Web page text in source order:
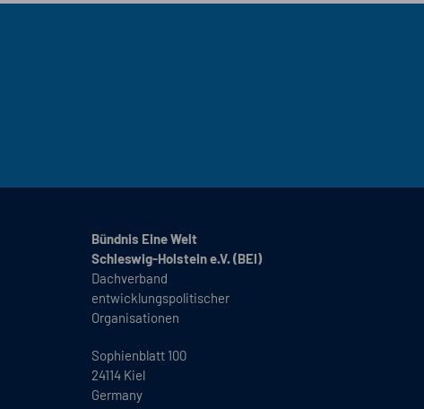
Bündnis Eine Welt
Schleswig-Holstein e.V. (BEI)
Dachverband
entwicklungspolitischer
Organisationen
Sophienblatt 100
24114 Kiel
Germany